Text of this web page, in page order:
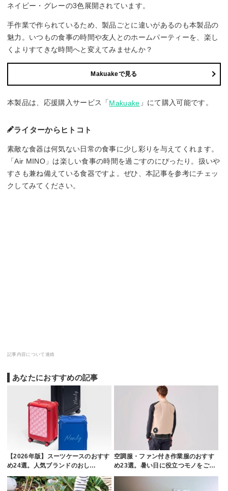
ネイビー・グレーの3色展開されています。
手作業で作られているため、製品ごとに違いがあるのも本製品の
魅力。いつもの食事の時間や友人とのホームパーティーを、楽し
くよりすてきな時間へと変えてみませんか？
Makuakeで見る
本製品は、応援購入サービス「Makuake 」にて購入可能です。
ライターからヒトコト
素敵な食器は何気ない日常の食事に少し彩りを与えてくれます。
「Air MINO」は楽しい食事の時間を過ごすのにぴったり。扱いや
すさも兼ね備えている食器ですよ。ぜひ、本記事を参考にチェッ
クしてみてください。
記事内容について連絡
あなたにおすすめの記事
【2026年版】スーツケースのおすす
め24選。人気ブランドのおし…
空調服・ファン付き作業服のおすす
め23選。暑い日に役立つモノをご…